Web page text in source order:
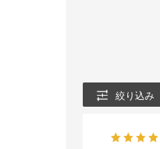
絞り込み